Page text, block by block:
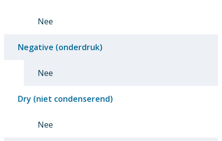
Nee
Negative (onderdruk)
Nee
Dry (niet condenserend)
Nee